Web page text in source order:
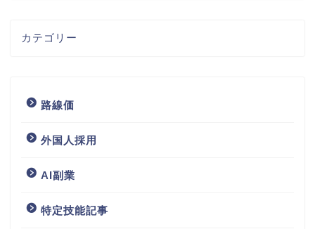
カテゴリー
路線価
外国人採用
AI副業
特定技能記事